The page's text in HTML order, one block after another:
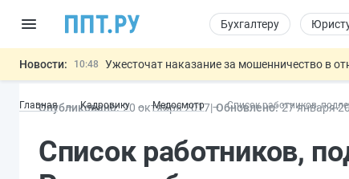
Бухгалтеру
Новости: 10:48 Ужесточат наказание за мошенничество в
09:13 ЕГЭ могут отменить и заменить
11:31
Важно Разработают единые критерии
Главная Кадровику Медосмотр Список работников,
Опубликовано: 20 октября2017 Обновлено: 27 января
Список работников,